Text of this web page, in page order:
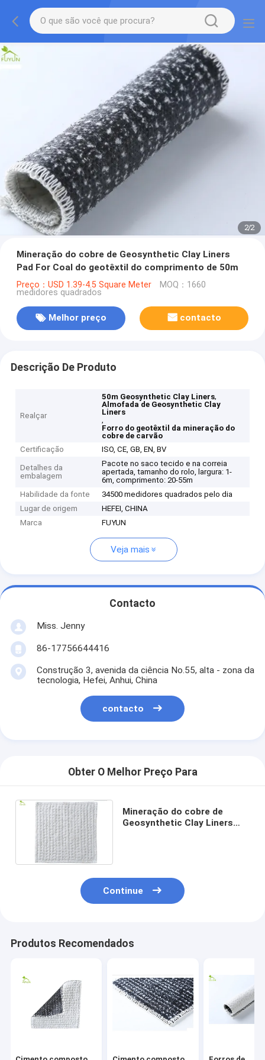
2/2
Mineração do cobre de Geosynthetic Clay Liners
Pad For Coal do geotêxtil do comprimento de 50m
Preço：USD 1.39-4.5 Square Meter MOQ：1660
medidores quadrados
Melhor preço contacto
Descrição De Produto
Realçar
50m Geosynthetic Clay Liners,
Almofada de Geosynthetic Clay
Liners
,
Forro do geotêxtil da mineração do
cobre de carvão
Certificação
ISO, CE, GB, EN, BV
Detalhes da
embalagem
Pacote no saco tecido e na correia
apertada, tamanho do rolo, largura: 1-
6m, comprimento: 20-55m
Habilidade da fonte
34500 medidores quadrados pelo dia
Lugar de origem
HEFEI, CHINA
Marca
FUYUN
Veja mais
Contacto
Miss. Jenny
86-17756644416
Construção 3, avenida da ciência No.55, alta - zona da
tecnologia, Hefei, Anhui, China
contacto
Obter O Melhor Preço Para
Mineração do cobre de
Geosynthetic Clay Liners
Continue
Produtos Recomendados